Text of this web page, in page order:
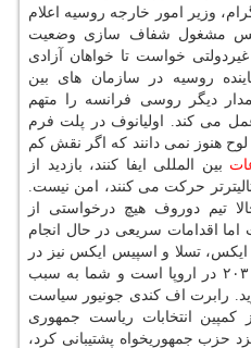
وزیر امور خارجه روسیه اعلام
مشغول شفاف سازی وضعیت
خواست تا خواهان آزادی
روسیه در سازمان های بین
دیگر روسی فرانسه را متهم
می کند. اولیانوف در پلت فرم
هنوز نمی دانند که اگر نقش کم
بین المللی ایفا کنند، بازدید از
حرکت می کنند، امن نیست.
تیم دوروف هیچ درخواستی از
اقدامات سریعی در حال انجام
تسلا و اسپیس ایکس نیز در
این پلت فرم نوشت: حالا سال ۲۰۳۰ در اروپا است و شما به سبب
رابرت اف کندی جونیور سیاست
کمپین انتخابات ریاست جمهوری
حزب جمهوریخواه پشتیبانی کرد،